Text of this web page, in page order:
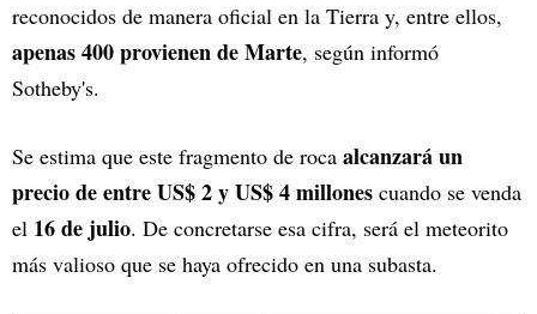
reconocidos de manera oficial en la Tierra y, entre ellos,
apenas 400 provienen de Marte, según informó
Sotheby's.
Se estima que este fragmento de roca alcanzará un
precio de entre US$ 2 y US$ 4 millones cuando se venda
el 16 de julio. De concretarse esa cifra, será el meteorito
más valioso que se haya ofrecido en una subasta.